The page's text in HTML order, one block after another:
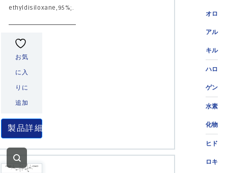
オロ
アル
キル
ハロ
ゲン
水素
化物
ヒド
ロキ
ethyldisiloxane,95%;.
お気
に入
りに
追加
製品詳細